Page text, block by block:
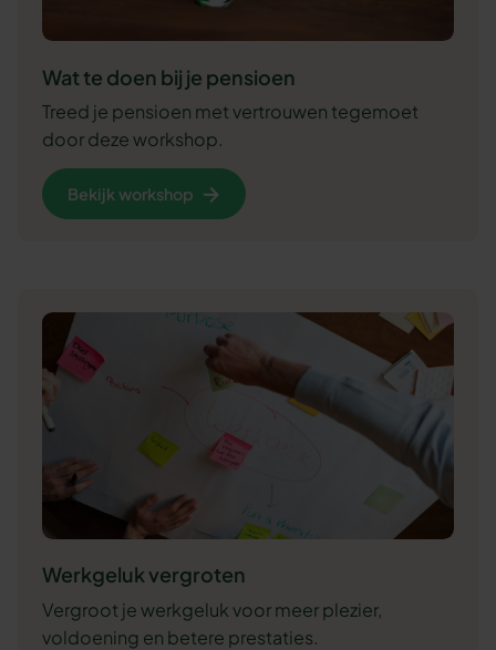
Wat te doen bij je pensioen
Treed je pensioen met vertrouwen tegemoet
door deze workshop.
Bekijk workshop
Werkgeluk vergroten
Vergroot je werkgeluk voor meer plezier,
voldoening en betere prestaties.